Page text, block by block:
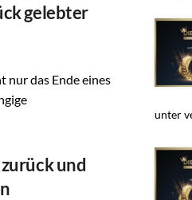
gelebter
nur das Ende eines
und
unter